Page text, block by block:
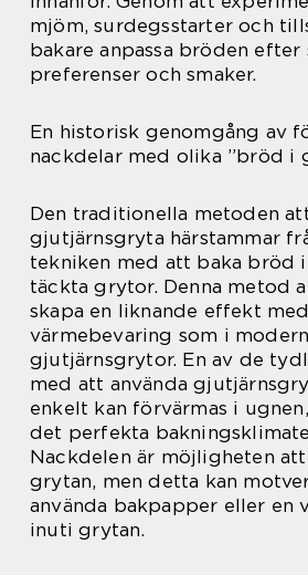
mjöm, surdegsstarter och
bakare anpassa bröden efter
preferenser och smaker.
En historisk genomgång av
nackdelar med olika ”bröd i
Den traditionella metoden
gjutjärnsgryta härstammar
tekniken med att baka bröd
täckta grytor. Denna metod
skapa en liknande effekt
värmebevaring som i
gjutjärnsgrytor. En av de
med att använda
enkelt kan förvärmas i
det perfekta
Nackdelen är möjligheten
grytan, men detta kan
använda bakpapper eller en
inuti grytan.